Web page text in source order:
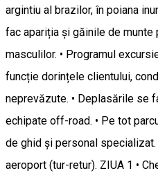
argintiu al brazilor, în poiana
fac apariția și găinile de munte
masculilor. • Programul
funcție dorințele clientului,
neprevăzute. • Deplasările se
echipate off-road. • Pe tot
de ghid și personal
aeroport (tur-retur). ZIUA 1 •